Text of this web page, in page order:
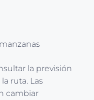
la previsión
ruta. Las
cambiar